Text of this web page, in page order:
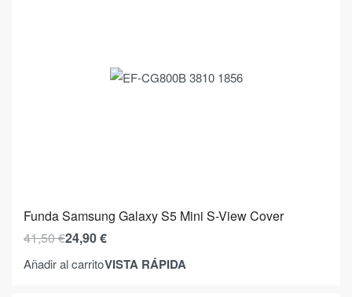
Funda Samsung Galaxy S5 Mini S-View Cover
41,50€24,90€
Añadir al carritoVISTA RÁPIDA